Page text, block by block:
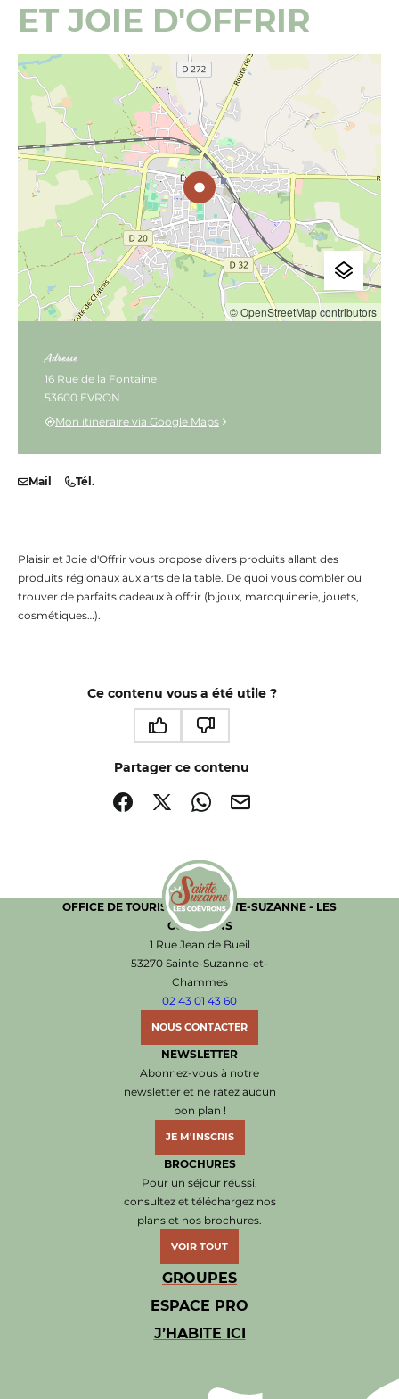
ET JOIE D'OFFRIR
Plaisir et Joie d'Offrir vous propose divers produits allant des
produits régionaux aux arts de la table. De quoi vous combler ou
trouver de parfaits cadeaux à offrir (bijoux, maroquinerie, jouets,
cosmétiques…).
© OpenStreetMap contributors
Adresse
16 Rue de la Fontaine
53600 EVRON
Mon itinéraire via Google Maps
Mail Tél.
Ce contenu vous a été utile ?
Partager ce contenu
Partager sur Facebook (nouvelle fenêtre)
Partager sur X / Twitter (nouvelle fenêtre)
Partager sur WhatsApp
Partager par mail
Office de Tourisme de Sainte-Suzanne les
OFFICE DE TOURISME DE SAINTE-SUZANNE - LES
COËVRONS
1 Rue Jean de Bueil
53270 Sainte-Suzanne-et-
Chammes
02 43 01 43 60
NOUS CONTACTER
NEWSLETTER
Abonnez-vous à notre
newsletter et ne ratez aucun
bon plan !
JE M'INSCRIS
BROCHURES
Pour un séjour réussi,
consultez et téléchargez nos
plans et nos brochures.
VOIR TOUT
GROUPES
ESPACE PRO
J’HABITE ICI